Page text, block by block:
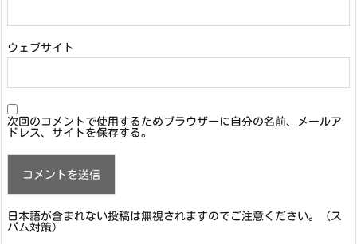
ウェブサイト
次回のコメントで使用するためブラウザーに自分の名前、メールア
ドレス、サイトを保存する。
日本語が含まれない投稿は無視されますのでご注意ください。（ス
パム対策）